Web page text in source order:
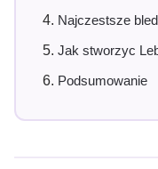
Najczestsze
Jak stworzyc
Podsumowanie